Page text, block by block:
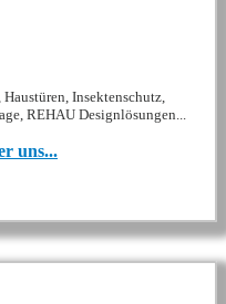
Haustüren, Insektenschutz,
REHAU Designlösungen...
uns...